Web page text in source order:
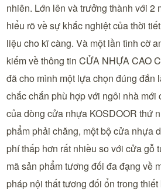
nhiên. Lớn lên và trưởng thành với 2
hiểu rõ về sự khắc nghiệt của thời
liệu cho kĩ càng. Và một lần tình cờ
kiếm về thông tin CỬA NHỰA CAO
đã cho mình một lựa chọn đúng đắn
chắc chắn phù hợp với ngôi nhà mới
của dòng cửa nhựa KOSDOOR thứ
phẩm phải chăng, một bộ cửa nhựa
phí thấp hơn rất nhiều so với cửa gỗ
mã sản phẩm tương đối đa đạng về
pháp nội thất tương đối ổn trong